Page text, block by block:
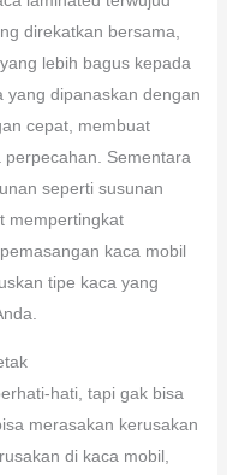
direkatkan bersama,
lebih bagus kepada
yang dipanaskan dengan
cepat, membuat
Sementara
seperti susunan
mempertingkat
kaca mobil
tipe kaca yang
hati, tapi gak bisa
merasakan kerusakan
di kaca mobil,